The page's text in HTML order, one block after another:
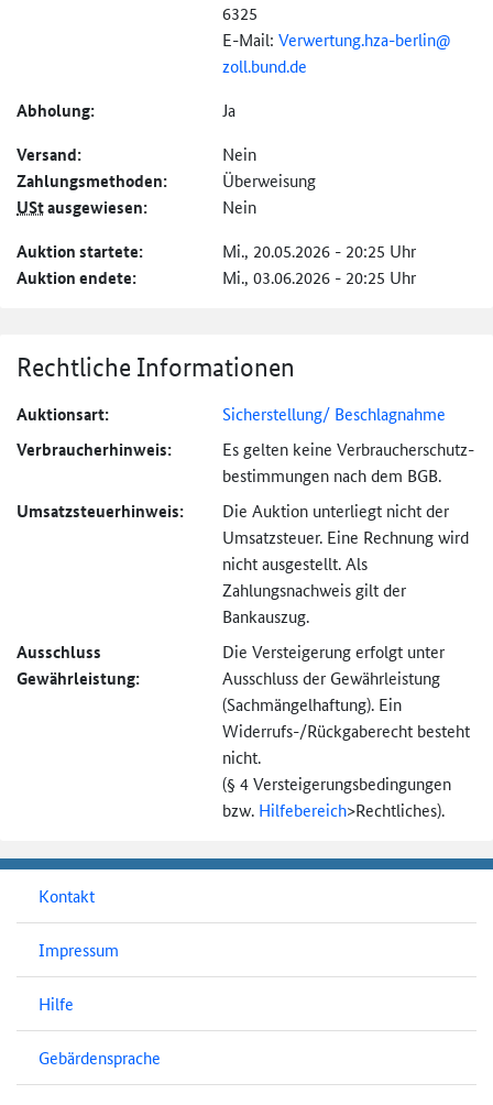
6325
E-Mail: Verwertung.hza-berlin@
zoll.bund.de
Abholung: Ja
Versand: Nein
Zahlungs­methoden: Überweisung
UStausgewiesen: Nein
Auktion startete: Mi., 20.05.2026 - 20:25 Uhr
Auktion endete: Mi., 03.06.2026 - 20:25 Uhr
Rechtliche Informationen
Auktionsart: Sicherstellung/ Beschlagnahme
Verbraucher­hinweis:
Es gelten keine Verbraucher­schutz­
bestimmungen nach dem BGB.
Umsatzsteuer­hinweis:
Die Auktion unterliegt nicht der
Umsatzsteuer. Eine Rechnung wird
nicht ausgestellt. Als
Zahlungsnachweis gilt der
Bankauszug.
Ausschluss
Gewährleistung:
Die Versteigerung erfolgt unter
Ausschluss der Gewährleistung
(Sachmängel­haftung). Ein
Widerrufs-/Rückgaberecht besteht
nicht.
(§ 4 Versteigerungs­bedingungen
bzw. Hilfebereich>Rechtliches).
Kontakt
Impressum
Hilfe
Gebärdensprache